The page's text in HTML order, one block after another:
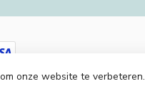
designbyDyvelopment
onze website te verbeteren.